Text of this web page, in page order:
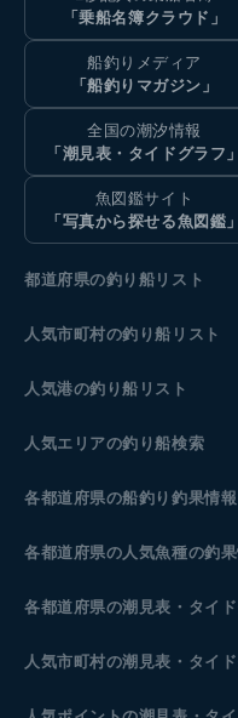
「乗船名簿クラウド」
船釣りメディア
「船釣りマガジン」
全国の潮汐情報
「潮見表・タイドグラフ」
魚図鑑サイト
「写真から探せる魚図鑑」
都道府県の釣り船リスト
人気市町村の釣り船リスト
人気港の釣り船リスト
人気エリアの釣り船検索
各都道府県の船釣り釣果情報
各都道府県の人気魚種の釣
各都道府県の潮見表 ・タイ
人気市町村の潮見表・タイ